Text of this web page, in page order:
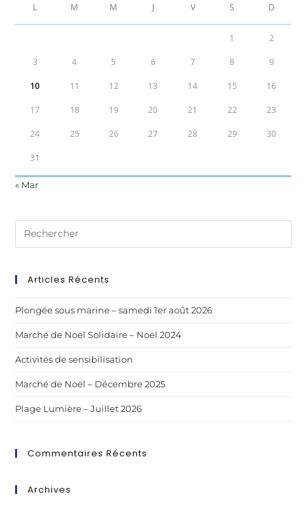
L M M J V S D
1 2
3 4 5 6 7 8 9
10 11 12 13 14 15 16
17 18 19 20 21 22 23
24 25 26 27 28 29 30
31
« Mar
Articles Récents
Plongée sous marine – samedi 1er août 2026
Marché de Noël Solidaire – Noël 2024
Activités de sensibilisation
Marché de Noël – Décembre 2025
Plage Lumière – Juillet 2026
Commentaires Récents
Archives